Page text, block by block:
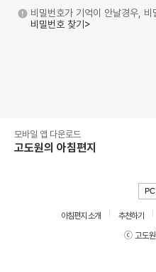
비밀번호가 기억이 안날경우,
비밀번호 찾기>
모바일 앱 다운로드
고도원의 아침편지
아침편지 소개 추천하기
ⓒ 고도원